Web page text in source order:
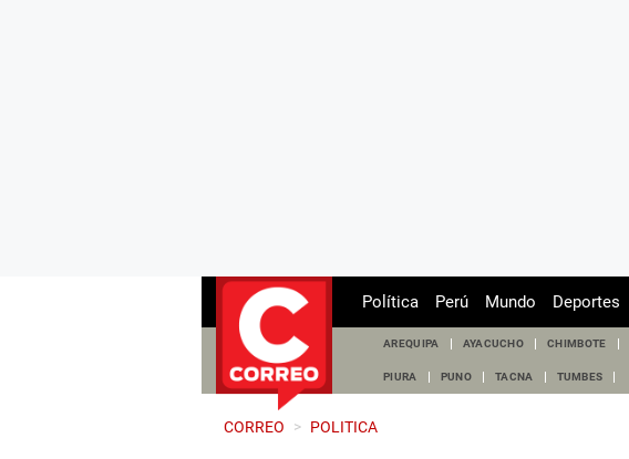
Política Perú Mundo Deportes
AREQUIPA AYACUCHO CHIMBOTE
PIURA PUNO TACNA TUMBES
CORREO > POLITICA